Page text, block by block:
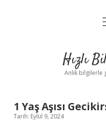
Hızlı
Anlık bilgilerle
1 Yaş Aşısı
Tarih: Eylül 9, 2024